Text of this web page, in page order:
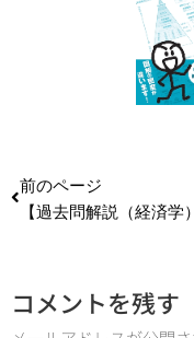
前のページ
コメントを残す